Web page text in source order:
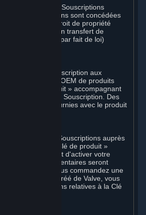
ailleurs que les Souscriptions
de Souscriptions sont concédées
n'avez aucun droit de propriété
ne reconnaît aucun transfert de
les transferts par fait de loi)
ou exiger une Souscription aux
individuelles ou OEM de produits
» ou « Clé de produit » accompagnant
d'activer votre Souscription. Des
seront fournies avec le produit
commander des Souscriptions auprès
de Valve. La « Clé de produit »
permet d'activer votre
supplémentaires seront
respectif. Si vous commandez une
d'un revendeur agréé de Valve, vous
toutes les questions relatives à la Clé